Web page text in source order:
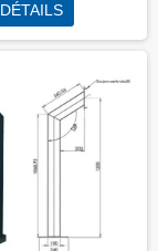
DÉTAILS